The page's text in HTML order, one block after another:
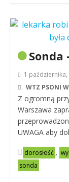
Sonda
1 października,
WTZ PSONI
Z ogromną
Warszawa
UWAGA aby
dorosłość ,
sonda